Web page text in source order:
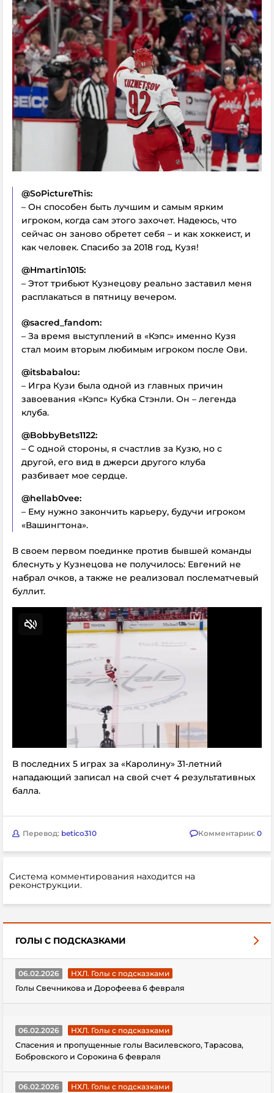
@SoPictureThis:
– Он способен быть лучшим и самым ярким
игроком, когда сам этого захочет. Надеюсь, что
сейчас он заново обретет себя – и как хоккеист, и
как человек. Спасибо за 2018 год, Кузя!
@Hmartin1015:
– Этот трибьют Кузнецову реально заставил меня
расплакаться в пятницу вечером.
@sacred_fandom:
– За время выступлений в «Кэпс» именно Кузя
стал моим вторым любимым игроком после Ови.
@itsbabalou:
– Игра Кузи была одной из главных причин
завоевания «Кэпс» Кубка Стэнли. Он – легенда
клуба.
@BobbyBets1122:
– С одной стороны, я счастлив за Кузю, но с
другой, его вид в джерси другого клуба
разбивает мое сердце.
@hellab0vee:
– Ему нужно закончить карьеру, будучи игроком
«Вашингтона».
В своем первом поединке против бывшей команды
блеснуть у Кузнецова не получилось: Евгений не
набрал очков, а также не реализовал послематчевый
буллит.
В последних 5 играх за «Каролину» 31-летний
нападающий записал на свой счет 4 результативных
балла.
Перевод: betico310 Комментарии: 0
Система комментирования находится на
реконструкции.
ГОЛЫ С ПОДСКАЗКАМИ
06.02.2026
НХЛ. Голы с подсказками
Голы Свечникова и Дорофеева 6 февраля
06.02.2026
НХЛ. Голы с подсказками
Спасения и пропущенные голы Василевского, Тарасова,
Бобровского и Сорокина 6 февраля
06.02.2026
НХЛ. Голы с подсказками